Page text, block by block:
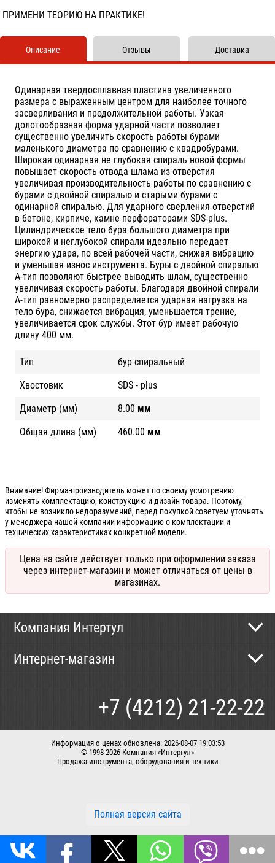
ПРИМЕНИ ТЕОРИЮ НА ПРАКТИКЕ!
Описание
Одинарная твердосплавная пластина увеличенного
размера с выраженным центром для наиболее точного
засверливания и продолжительной работы. Узкая
долотообразная форма ударной части позволяет
существенно увеличить скорость работы бурами
маленького диаметра по сравнению с квадробурами.
Широкая одинарная не глубокая спираль новой формы
повышает скорость отвода шлама из отверстия
увеличивая производительность работы по сравнению с
бурами с двойной спиралью и старыми бурами с
одинарной спиралью. Для ударного сверления отверстий
в бетоне, кирпиче, камне перфораторами SDS-plus.
Цилиндрическое тело бура большого диаметра при
широкой и неглубокой спирали идеально передает
энергию удара, по всей рабочей части, снижая вибрацию
и уменьшая износ инструмента. Буры с двойной спиралью
А-тип позволяют быстрее выводить шлам, существенно
увеличивая скорость работы. Благодаря двойной спирали
А-тип равномерно распределяется ударная нагрузка на
тело бура, снижается вибрация, уменьшается трение,
увеличивается срок службы. Этот бур имеет рабочую
длину 400 мм.
Тип
бур спиральный
Хвостовик
SDS - plus
Диаметр (мм)
8.00 мм
Общая длина (мм)
460.00 мм
Отзывы Доставка
Внимание! Фирма-производитель может по своему усмотрению
изменять комплектацию, конструкцию и дизайн товара. Поэтому,
чтобы не возникло недоразумений, перед покупкой советуем уточнять
у менеджера нашей компании информацию о комплектации и
технических характеристиках конкретной модели.
Цена на сайте действует только при оформлении заказа
через интернет-магазин и может отличаться от цены в
магазинах.
Компания Интертул
Новости
Интернет-магазин
Доставка
+7 (4212) 21-22-22
Информация о ценах обновлена: 2026-08-07 19:03:53
© 1998-2026 Компания «Интертул»
Продажа инструмента, оборудования и техники
Полная версия сайта